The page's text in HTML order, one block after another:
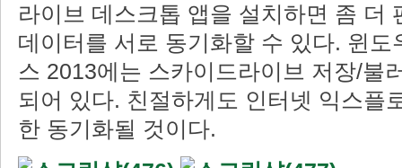
라이브 데스크톱 앱을 설치하면 좀 더
데이터를 서로 동기화할 수 있다. 윈도
스 2013에는 스카이드라이브 저장/불
되어 있다. 친절하게도 인터넷 익스플
한 동기화될 것이다.